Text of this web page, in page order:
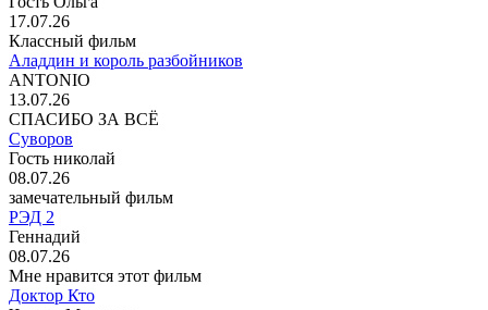
17.07.26
Классный фильм
Аладдин и король разбойников
ANTONIO
13.07.26
СПАСИБО ЗА ВСЁ
Суворов
Гость николай
08.07.26
замечательный фильм
РЭД 2
Геннадий
08.07.26
Мне нравится этот фильм
Доктор Кто